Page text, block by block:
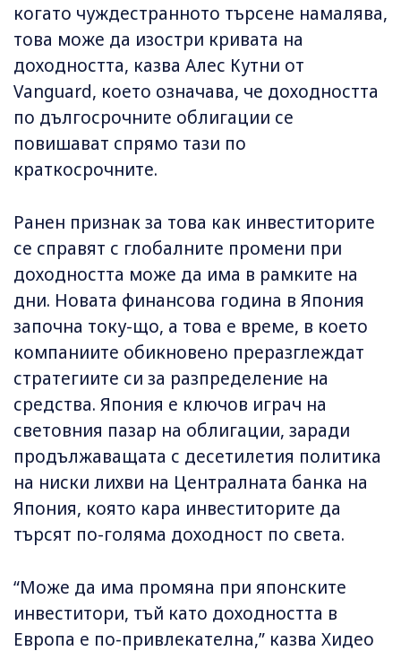
когато чуждестранното търсене намалява,
това може да изостри кривата на
доходността, казва Алес Кутни от
Vanguard, което означава, че доходността
по дългосрочните облигации се
повишават спрямо тази по
краткосрочните.
Ранен признак за това как инвеститорите
се справят с глобалните промени при
доходността може да има в рамките на
дни. Новата финансова година в Япония
започна току-що, а това е време, в което
компаниите обикновено преразглеждат
стратегиите си за разпределение на
средства. Япония е ключов играч на
световния пазар на облигации, заради
продължаващата с десетилетия политика
на ниски лихви на Централната банка на
Япония, която кара инвеститорите да
търсят по-голяма доходност по света.
“Може да има промяна при японските
инвеститори, тъй като доходността в
Европа е по-привлекателна,” казва Хидео